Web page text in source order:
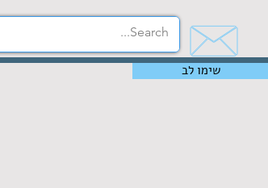
שימו לב